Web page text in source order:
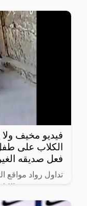
على
فيديو مخيف
الكلاب على
فعل صديقه
تداول رواد مواقع
هجوم عدد من
برفقة صديقه.